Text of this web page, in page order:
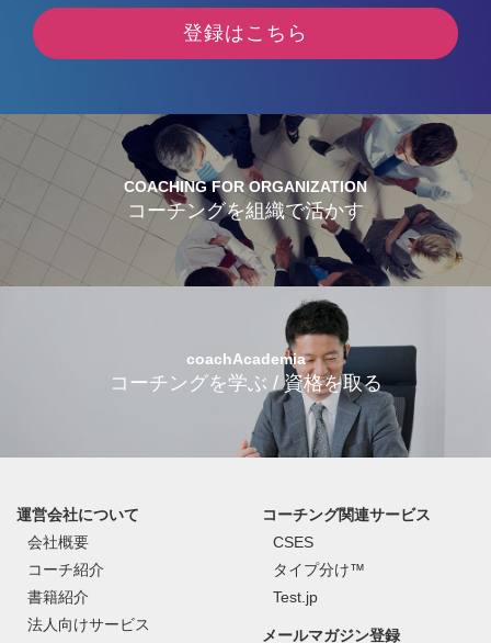
登録はこちら
COACHING FOR ORGANIZATION
コーチングを組織で活かす
coachAcademia
コーチングを学ぶ / 資格を取る
運営会社について
会社概要
コーチ紹介
書籍紹介
法人向けサービス
コーチング関連サービス
CSES
タイプ分け™
Test.jp
メールマガジン登録